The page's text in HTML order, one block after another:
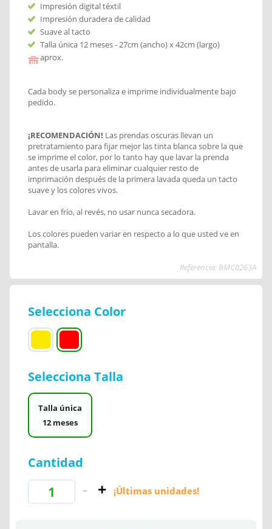
Impresión digital téxtil
Impresión duradera de calidad
Suave al tacto
Talla única 12 meses - 27cm (ancho) x 42cm (largo)
aprox.
Cada body se personaliza e imprime individualmente bajo
pedido.
¡RECOMENDACIÓN! Las prendas oscuras llevan un
pretratamiento para fijar mejor las tinta blanca sobre la que
se imprime el color, por lo tanto hay que lavar la prenda
antes de usarla para eliminar cualquier resto de
imprimación después de la primera lavada queda un tacto
suave y los colores vivos.
Lavar en frío, al revés, no usar nunca secadora.
Los colores pueden variar en respecto a lo que usted ve en
pantalla.
Referencia: BMC0263A
Selecciona Color
Selecciona Talla
Talla única
12 meses
Cantidad
¡Últimas unidades!